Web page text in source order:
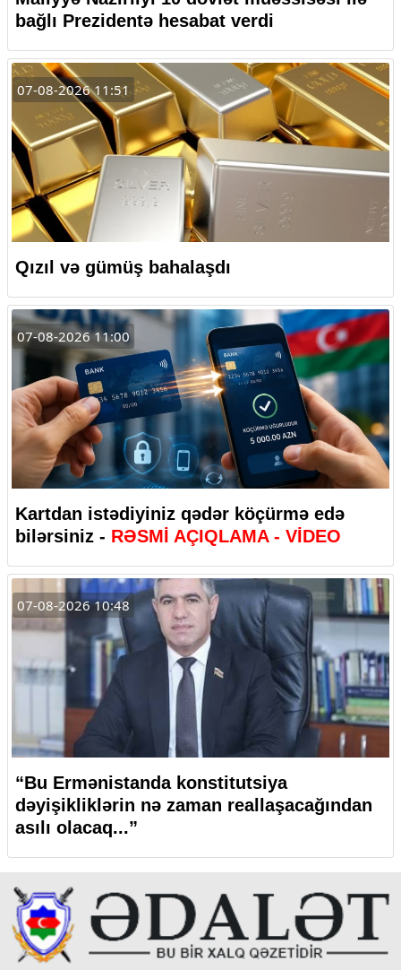
bağlı Prezidentə hesabat verdi
07-08-2026 11:51
Qızıl və gümüş bahalaşdı
07-08-2026 11:00
Kartdan istədiyiniz qədər köçürmə edə
bilərsiniz - RƏSMİ AÇIQLAMA - VİDEO
07-08-2026 10:48
“Bu Ermənistanda konstitutsiya
dəyişikliklərin nə zaman reallaşacağından
asılı olacaq...”